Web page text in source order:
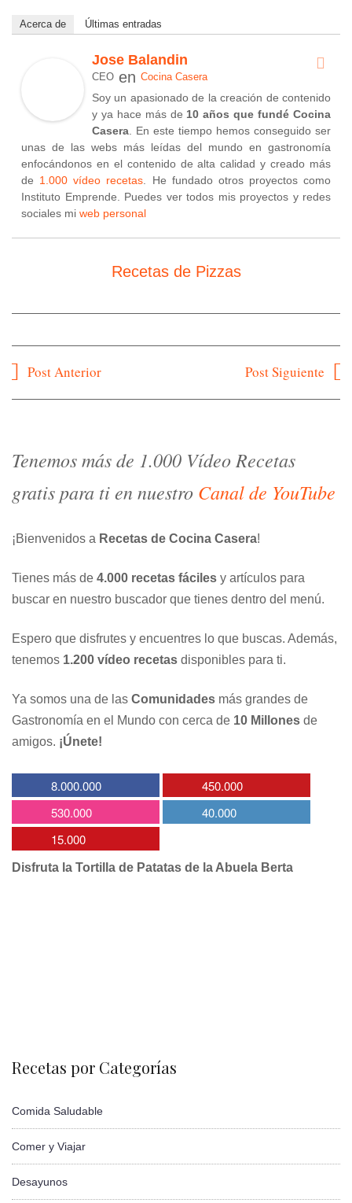
Acerca de Últimas entradas
Jose Balandin
CEO en Cocina Casera
Soy un apasionado de la creación de contenido
y ya hace más de 10 años que fundé Cocina
Casera. En este tiempo hemos conseguido ser
unas de las webs más leídas del mundo en gastronomía
enfocándonos en el contenido de alta calidad y creado más
de 1.000 vídeo recetas. He fundado otros proyectos como
Instituto Emprende. Puedes ver todos mis proyectos y redes
sociales mi web personal
Recetas de Pizzas
Navegación
Post Anterior Post Siguiente
Tenemos más de 1.000 Vídeo Recetas
gratis para ti en nuestro Canal de YouTube
¡Bienvenidos a Recetas de Cocina Casera!
Tienes más de 4.000 recetas fáciles y artículos para
buscar en nuestro buscador que tienes dentro del menú.
Espero que disfrutes y encuentres lo que buscas. Además,
tenemos 1.200 vídeo recetas disponibles para ti.
Ya somos una de las Comunidades más grandes de
Gastronomía en el Mundo con cerca de 10 Millones de
amigos. ¡Únete!
8.000.000
450.000
530.000
40.000
15.000
Disfruta la Tortilla de Patatas de la Abuela Berta
Recetas por Categorías
Comida Saludable
Comer y Viajar
Desayunos